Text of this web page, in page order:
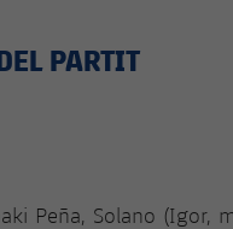
PARTIT
Peña, Solano (Igor,